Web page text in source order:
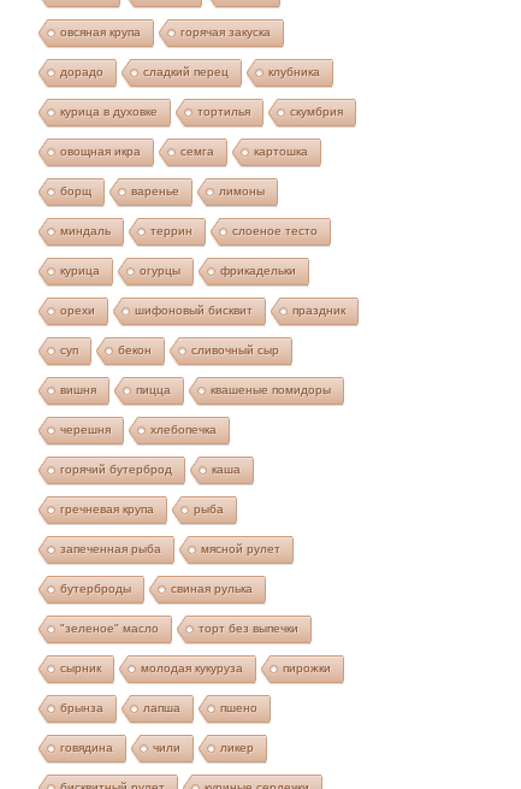
овсяная крупа горячая закуска
дорадо сладкий перец клубника
курица в духовке тортилья скумбрия
овощная икра семга картошка
борщ варенье лимоны
миндаль террин слоеное тесто
курица огурцы фрикадельки
орехи шифоновый бисквит праздник
суп бекон сливочный сыр
вишня пицца квашеные помидоры
черешня хлебопечка
горячий бутерброд каша
гречневая крупа рыба
запеченная рыба мясной рулет
бутерброды свиная рулька
"зеленое" масло торт без выпечки
сырник молодая кукуруза пирожки
брынза лапша пшено
говядина чили ликер